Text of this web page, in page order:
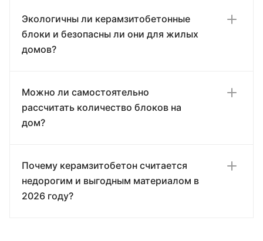
Экологичны ли керамзитобетонные
блоки и безопасны ли они для жилых
домов?
Можно ли самостоятельно
рассчитать количество блоков на
дом?
Почему керамзитобетон считается
недорогим и выгодным материалом в
2026 году?